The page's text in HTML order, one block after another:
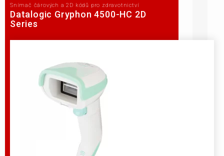
Snímač čárových a 2D kódů pro zdravotnictví
Datalogic Gryphon 4500-HC 2D
Series